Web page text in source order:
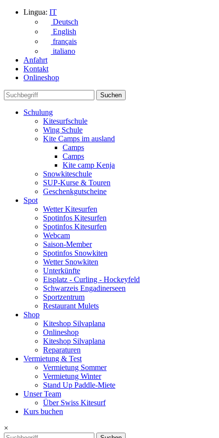
Lingua: IT
Deutsch
English
français
italiano
Anfahrt
Kontakt
Onlineshop
Schulung
Kitesurfschule
Wing Schule
Kite Camps im ausland
Camps
Camps
Kite camp Kenja
Snowkiteschule
SUP-Kurse & Touren
Geschenkgutscheine
Spot
Wetter Kitesurfen
Spotinfos Kitesurfen
Spotinfos Kitesurfen
Webcam
Saison-Member
Spotinfos Snowkiten
Wetter Snowkiten
Unterkünfte
Eisplatz - Curling - Hockeyfeld
Schwarzeis Engadinerseen
Sportzentrum
Restaurant Mulets
Shop
Kiteshop Silvaplana
Onlineshop
Kiteshop Silvaplana
Reparaturen
Vermietung & Test
Vermietung Sommer
Vermietung Winter
Stand Up Paddle-Miete
Unser Team
Über Swiss Kitesurf
Kurs buchen
×